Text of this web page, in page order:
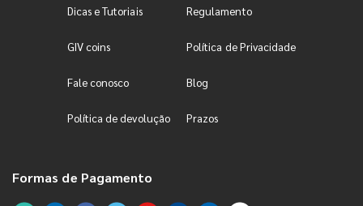
Dicas e Tutoriais Regulamento
GIV coins Política de Privacidade
Fale conosco Blog
Política de devolução Prazos
Formas de Pagamento